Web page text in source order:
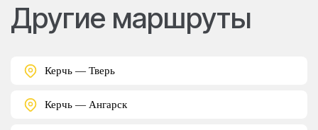
Другие маршруты
Керчь — Тверь
Керчь — Ангарск